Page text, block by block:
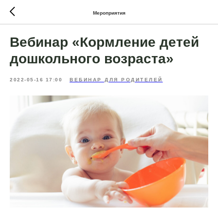
Мероприятия
Вебинар «Кормление детей
дошкольного возраста»
2022-05-16 17:00 ВЕБИНАР ДЛЯ РОДИТЕЛЕЙ